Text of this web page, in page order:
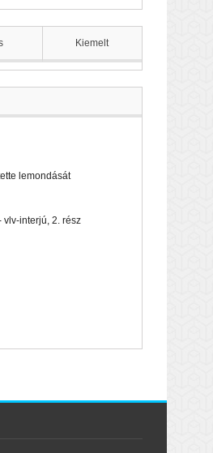
Kiemelt
lemondását
vlv-interjú, 2. rész